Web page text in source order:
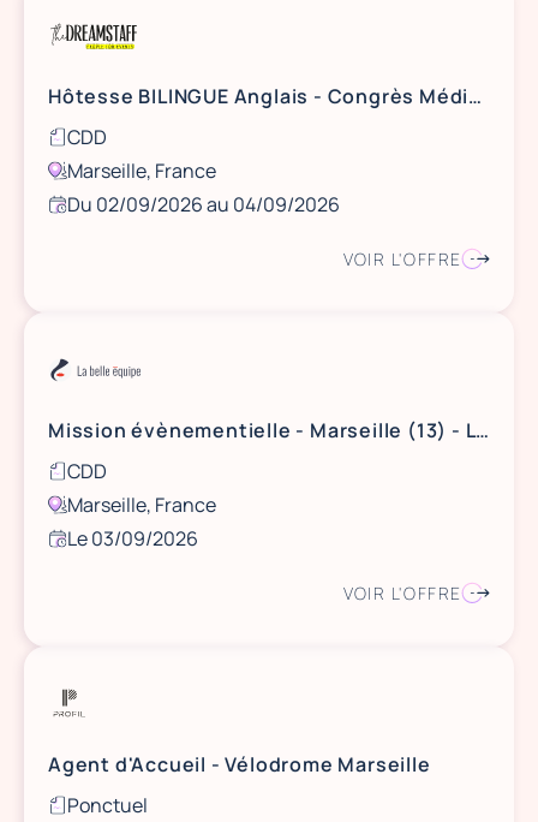
Hôtesse BILINGUE Anglais - Congrès Médical - Marseille, 2/3/4 septembre
CDD
Marseille, France
Du 02/09/2026 au 04/09/2026
VOIR L'OFFRE
Mission évènementielle - Marseille (13) - Le 3 septembre 2026
CDD
Marseille, France
Le 03/09/2026
VOIR L'OFFRE
Agent d'Accueil - Vélodrome Marseille
Ponctuel